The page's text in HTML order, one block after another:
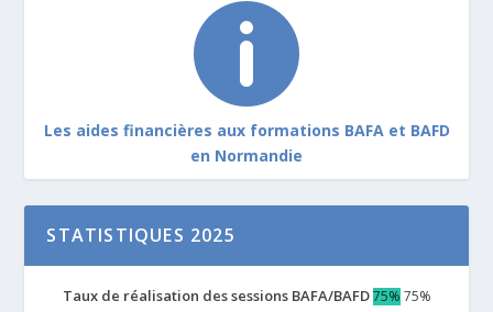

Les aides financières aux formations BAFA et BAFD
en Normandie
STATISTIQUES 2025
Taux de réalisation des sessions BAFA/BAFD 75% 75%